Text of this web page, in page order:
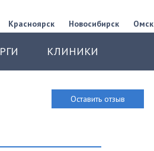
Красноярск Новосибирск Омск
КЛИНИКИ
Оставить отзыв